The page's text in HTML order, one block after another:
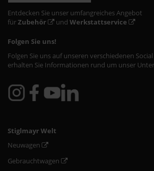
Entdecken Sie unser umfangreiches Angebot
fürZubehör und Werkstattservice
Folgen Sie uns!
Folgen Sie uns auf unseren verschiedenen
erhalten Sie Informationen rund um unser
Stiglmayr Welt
Neuwagen
Gebrauchtwagen